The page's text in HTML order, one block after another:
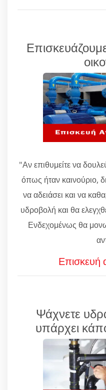
"Αν επιθυμείτε να
όπως ήταν καινούριο,
να αδειάσει και να
υδροβολή και θα
Ενδεχομένως θα
Επισκευή
Ψάχνετε
υπάρχει